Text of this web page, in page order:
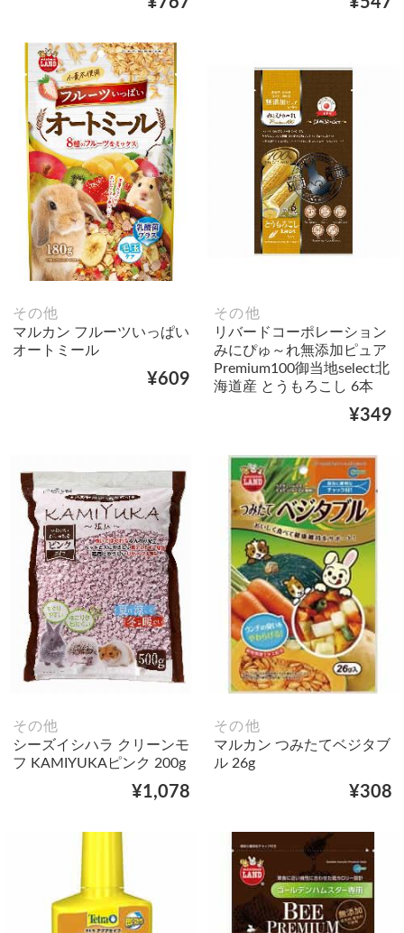
その他
マルカン フルーツいっぱい
オートミール
¥609
その他
リバードコーポレーション
みにぴゅ～れ無添加ピュア
Premium100御当地select北
海道産 とうもろこし 6本
¥349
その他
シーズイシハラ クリーンモ
フ KAMIYUKAピンク 200g
¥1,078
その他
マルカン つみたてベジタブ
ル 26g
¥308